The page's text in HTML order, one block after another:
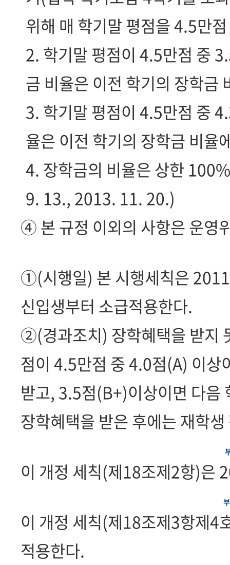
위해 매 학기말 평점을 4.5만
2. 학기말 평점이 4.5만점 중
금 비율은 이전 학기의 장학금
3. 학기말 평점이 4.5만점 중
율은 이전 학기의 장학금 비율
4. 장학금의 비율은 상한
9. 13., 2013. 11. 20.)
④ 본 규정 이외의 사항은 운영
①(시행일) 본 시행세칙은
신입생부터 소급적용한다.
②(경과조치) 장학혜택을 받지
점이 4.5만점 중 4.0점(A) 이상
받고, 3.5점(B+)이상이면 다음
장학혜택을 받은 후에는 재학
이 개정 세칙(제18조제2항)은
이 개정 세칙(제18조제3항제4
적용한다.